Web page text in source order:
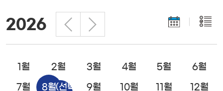
2026
1월 2월 3월 4월 5월 6월
7월 8월(선택
9월 10월 11월 12월